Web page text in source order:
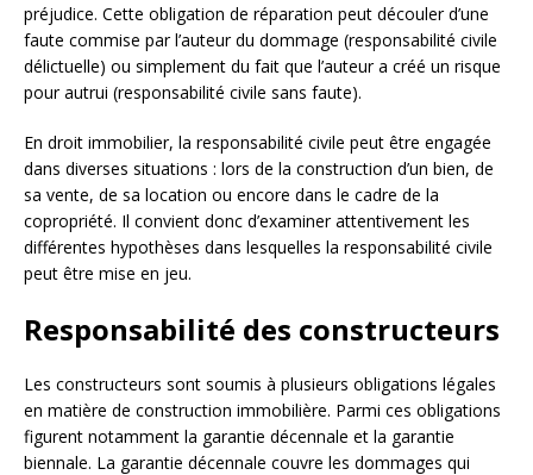
préjudice. Cette obligation de réparation peut découler d’une
faute commise par l’auteur du dommage (responsabilité civile
délictuelle) ou simplement du fait que l’auteur a créé un risque
pour autrui (responsabilité civile sans faute).
En droit immobilier, la responsabilité civile peut être engagée
dans diverses situations : lors de la construction d’un bien, de
sa vente, de sa location ou encore dans le cadre de la
copropriété. Il convient donc d’examiner attentivement les
différentes hypothèses dans lesquelles la responsabilité civile
peut être mise en jeu.
Responsabilité des constructeurs
Les constructeurs sont soumis à plusieurs obligations légales
en matière de construction immobilière. Parmi ces obligations
figurent notamment la garantie décennale et la garantie
biennale. La garantie décennale couvre les dommages qui